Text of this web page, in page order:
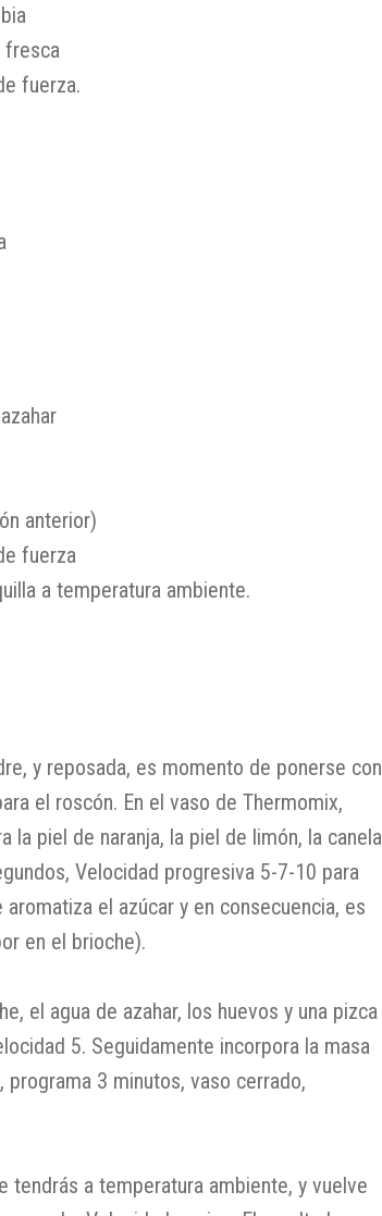
fresca
fuerza.
anterior)
fuerza
a temperatura ambiente.
y reposada, es momento de ponerse con
el roscón. En el vaso de Thermomix,
la piel de naranja, la piel de limón, la canela
Velocidad progresiva 5-7-10 para
el azúcar y en consecuencia, es
en el brioche).
el agua de azahar, los huevos y una pizca
5. Seguidamente incorpora la masa
programa 3 minutos, vaso cerrado,
tendrás a temperatura ambiente, y vuelve